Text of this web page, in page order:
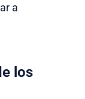
a
los